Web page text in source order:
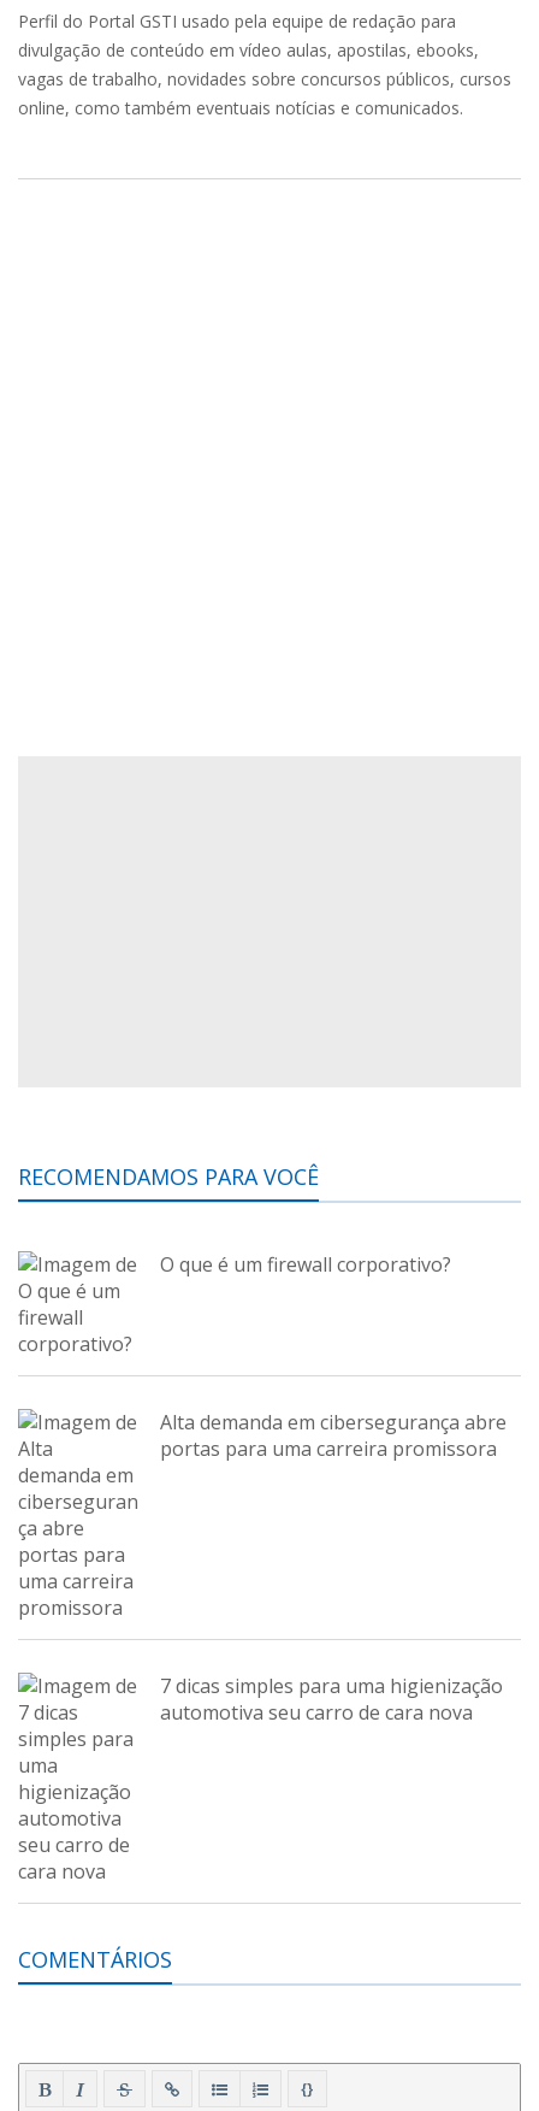
Perfil do Portal GSTI usado pela equipe de redação para
divulgação de conteúdo em vídeo aulas, apostilas, ebooks,
vagas de trabalho, novidades sobre concursos públicos, cursos
online, como também eventuais notícias e comunicados.
RECOMENDAMOS PARA VOCÊ
O que é um firewall corporativo?
Alta demanda em cibersegurança abre
portas para uma carreira promissora
7 dicas simples para uma higienização
automotiva seu carro de cara nova
COMENTÁRIOS
{}